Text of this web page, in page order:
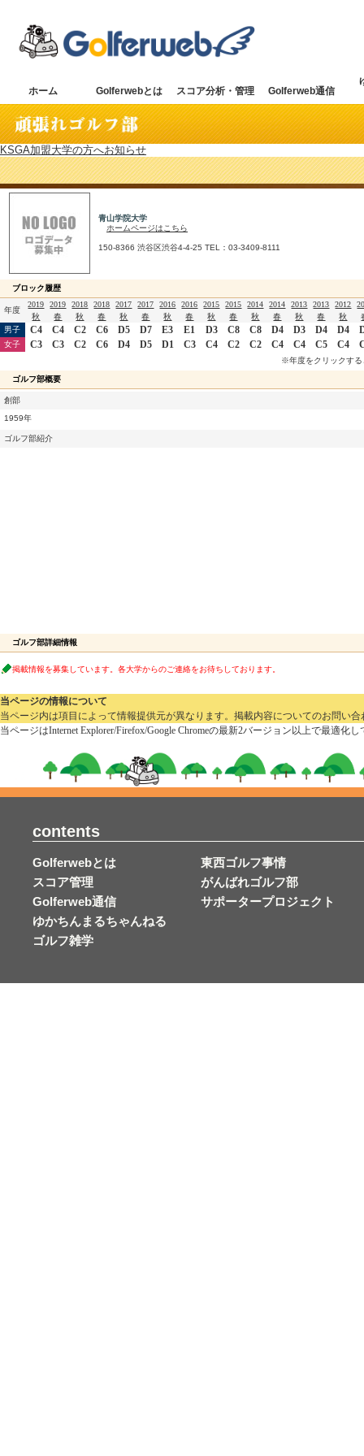
ホーム Golferwebとは スコア分析・管理 Golferweb通信
KSGA加盟大学の方へお知らせ
青山学院大学
ホームページはこちら
150-8366 渋谷区渋谷4-4-25 TEL：03-3409-8111
ブロック履歴
年度
2019
秋
2019
春
2018
秋
2018
春
2017
秋
2017
春
2016
秋
2016
春
2015
秋
2015
春
2014
秋
2014
春
2013
秋
2013
春
2012
秋
男子
C4 C4 C2 C6 D5 D7 E3 E1 D3 C8 C8 D4 D3 D4 D4
女子 C3 C3 C2 C6 D4 D5 D1 C3 C4 C2 C2 C4 C4 C5 C4
※年度をクリックする
ゴルフ部概要
創部
1959年
ゴルフ部紹介
ゴルフ部詳細情報
掲載情報を募集しています。各大学からのご連絡をお待ちしております。
当ページの情報について
当ページ内は項目によって情報提供元が異なります。掲載内容についてのお問い
当ページはInternet Explorer/Firefox/Google Chromeの最新2バージョン以上で最適
contents
Golferwebとは
スコア管理
Golferweb通信
ゆかちんまるちゃんねる
ゴルフ雑学
東西ゴルフ事情
がんばれゴルフ部
サポータープロジェクト